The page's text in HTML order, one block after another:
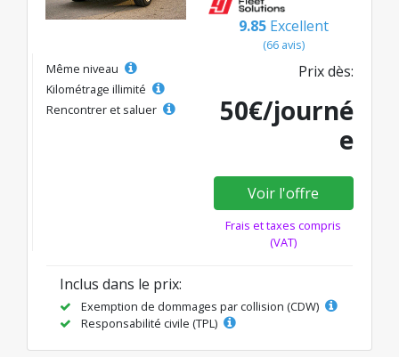
9.85 Excellent
(66 avis)
Même niveau
Kilométrage illimité
Rencontrer et saluer
Prix dès:
50€/journé
e
Voir l'offre
Frais et taxes compris
(VAT)
Inclus dans le prix:
Exemption de dommages par collision (CDW)
Responsabilité civile (TPL)